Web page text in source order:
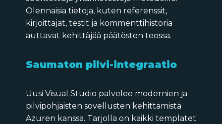
Olennaisia tietoja, kuten referenssit,
kirjoittajat, testit ja kommenttihistoria
auttavat kehittäjää päätösten teossa.
Saumaton pilvi-integraatio
Uusi Visual Studio palvelee modernien ja
pilvipohjaisten sovellusten kehittämistä
Azuren kanssa. Tarjolla on kaikki templatet